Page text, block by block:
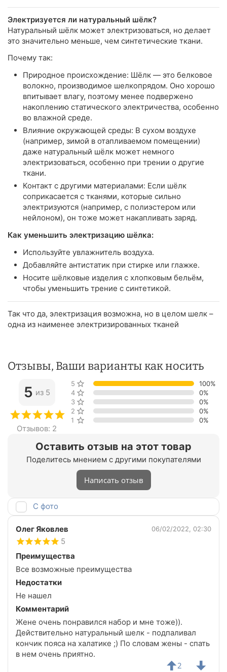
Электризуется ли натуральный шёлк?
Натуральный шёлк может электризоваться, но делает
это значительно меньше, чем синтетические ткани.
Почему так:
Природное происхождение: Шёлк — это белковое
волокно, производимое шелкопрядом. Оно хорошо
впитывает влагу, поэтому менее подвержено
накоплению статического электричества, особенно
во влажной среде.
Влияние окружающей среды: В сухом воздухе
(например, зимой в отапливаемом помещении)
даже натуральный шёлк может немного
электризоваться, особенно при трении о другие
ткани.
Контакт с другими материалами: Если шёлк
соприкасается с тканями, которые сильно
электризуются (например, с полиэстером или
нейлоном), он тоже может накапливать заряд.
Как уменьшить электризацию шёлка:
Используйте увлажнитель воздуха.
Добавляйте антистатик при стирке или глажке.
Носите шёлковые изделия с хлопковым бельём,
чтобы уменьшить трение с синтетикой.
Так что да, электризация возможна, но в целом шелк –
одна из наименее электризированных тканей
Отзывы, Ваши варианты как носить
Оставить отзыв на этот товар
Поделитесь мнением с другими покупателями
Написать отзыв
5 из 5
Отзывов: 2
5 звёзд
100%
4 звезды
0%
3 звезды
0%
2 звезды
0%
1 звезда
0%
С фото
Олег Яковлев 06/02/2022, 02:30
5
Преимущества
Все возможные преимущества
Недостатки
Не нашел
Комментарий
Жене очень понравился набор и мне тоже)).
Действительно натуральный шелк - подпаливал
кончик пояса на халатике ;) По словам жены - спать
в нем очень приятно.
2